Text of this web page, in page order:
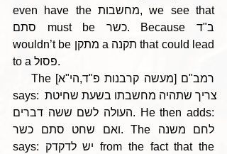
even have the מחשבות, we see that
סתם must be כשר. Because ב"ד
wouldn’t be מתקן a תקנה that could lead
to a פסול.
says: צריך שתהיה מחשבתו בשעת שחיטת
העולה לשם ששה דברים. He then adds:
ואם שחט סתם כשר. The לחם משנה
says: יש לדקדק from the fact that the